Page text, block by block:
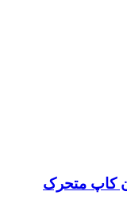
کاپ متحرک